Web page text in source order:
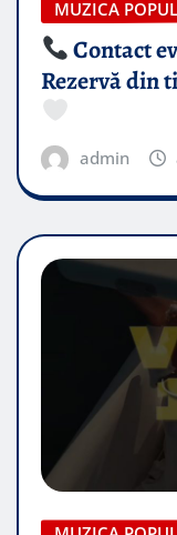
MUZICA
Contact
Rezervă din
admin